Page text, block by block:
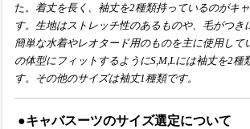
た。 着丈を長く、袖丈を2種類持っているのがキ
す。生地はストレッチ性のあるものや、毛がつき
簡単な水着やレオタード用のものを主に使用して
の体型にフィットするようにS,M,Lには袖丈を2種
す。その他のサイズは袖丈1種類です。
●キャバスーツのサイズ選定について